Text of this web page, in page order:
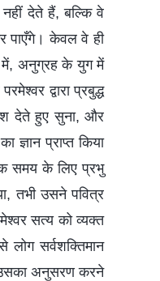
देते हैं, बल्कि वे
पाएँगे। केवल वे ही
में, अनुग्रह के युग में
द्वारा प्रबुद्ध
देते हुए सुना, और
प्राप्त किया
समय के लिए प्रभु
तभी उसने पवित्र
सत्य को व्यक्त
सर्वशक्तिमान
अनुसरण करने